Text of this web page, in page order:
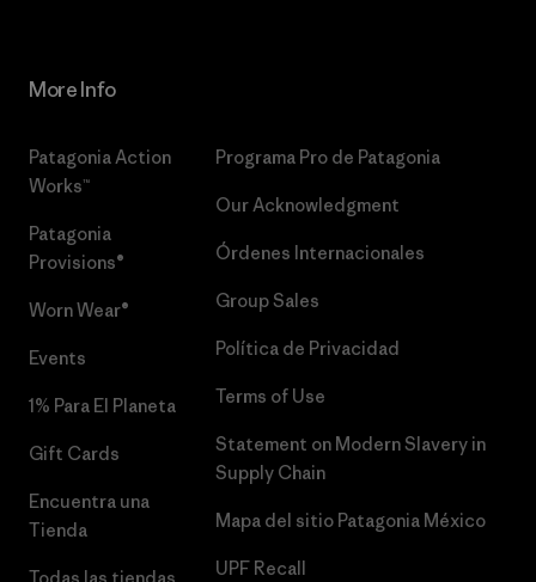
More Info
Patagonia Action
Works™
Patagonia
Provisions®
Worn Wear®
Events
1% Para El Planeta
Gift Cards
Encuentra una
Tienda
Programa Pro de Patagonia
Our Acknowledgment
Órdenes Internacionales
Group Sales
Política de Privacidad
Terms of Use
Statement on Modern Slavery in
Supply Chain
Mapa del sitio Patagonia México
UPF Recall